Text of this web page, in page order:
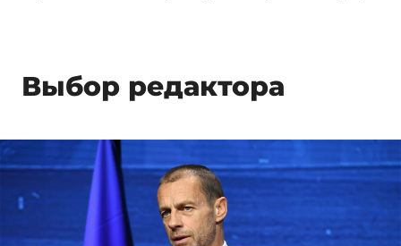
Выбор редактора